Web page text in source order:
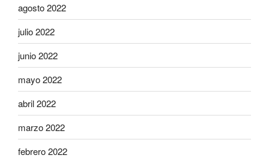
agosto 2022
julio 2022
junio 2022
mayo 2022
abril 2022
marzo 2022
febrero 2022